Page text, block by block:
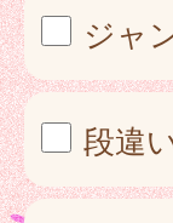
ジャ
段違